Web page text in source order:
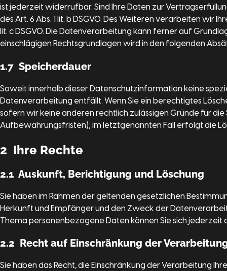
ist jederzeit widerrufbar. Sind Ihre Daten zur
des Art. 6 Abs. 1 lit. b DSGVO. Des Weiteren verarbeiten wir
lit. c DSGVO. Die Datenverarbeitung kann ferner auf
einschlägigen Rechtsgrundlagen wird in den folgenden
1.7 Speicherdauer
Soweit innerhalb dieser Datenschutzinformation keine
Datenverarbeitung entfällt. Wenn Sie ein berechtigtes
sofern wir keine anderen rechtlich zulässigen Gründe für
Aufbewahrungsfristen); im letztgenannten Fall erfolgt die
2 Ihre Rechte
2.1 Auskunft, Berichtigung und Löschung
Sie haben im Rahmen der geltenden gesetzlichen
Herkunft und Empfänger und den Zweck der
Thema personenbezogene Daten können Sie sich jederzeit
2.2 Recht auf Einschränkung der
Sie haben das Recht, die Einschränkung der Verarbeitung